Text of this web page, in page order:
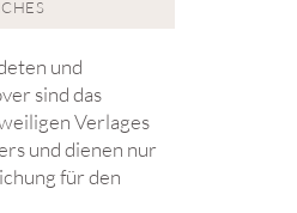
und
sind das
Verlages
und dienen nur
für den